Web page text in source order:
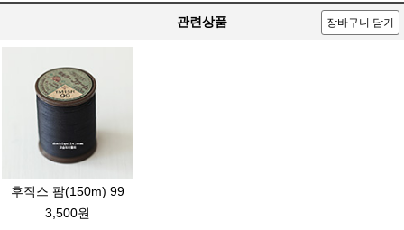
관련상품 장바구니 담기
후직스 팜(150m) 99
3,500원